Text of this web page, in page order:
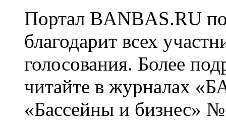
Портал BANBAS.RU
благодарит всех
голосования. Более
читайте в журналах
«Бассейны и бизнес»